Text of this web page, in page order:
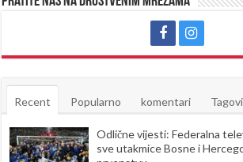
Recent Popularno komentari Tagovi
Odlične vijesti: Federalna
sve utakmice Bosne i